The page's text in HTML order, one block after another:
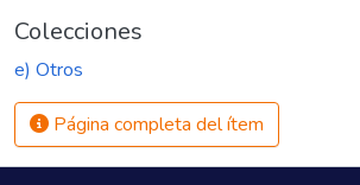
Colecciones
e) Otros
Página completa del ítem